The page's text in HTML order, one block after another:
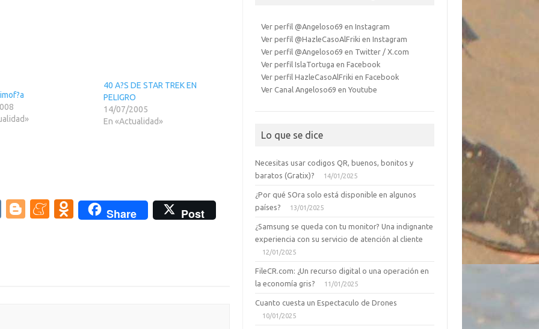
40 A?S DE STAR TREK EN
PELIGRO
14/07/2005
En «Actualidad»
V
Bl
M O
Share Post
Ver perfil @Angeloso69 en Instagram
Ver perfil @HazleCasoAlFriki en Instagram
Ver perfil @Angeloso69 en Twitter / X.com
Ver perfil IslaTortuga en Facebook
Ver perfil HazleCasoAlFriki en Facebook
Ver Canal Angeloso69 en Youtube
Lo que se dice
Necesitas usar codigos QR, buenos, bonitos y
baratos (Gratix)?
14/01/2025
¿Por qué SOra solo está disponible en algunos
países?
13/01/2025
¿Samsung se queda con tu monitor? Una indignante
experiencia con su servicio de atención al cliente
12/01/2025
FileCR.com: ¿Un recurso digital o una operación en
la economía gris?
11/01/2025
Cuanto cuesta un Espectaculo de Drones
10/01/2025